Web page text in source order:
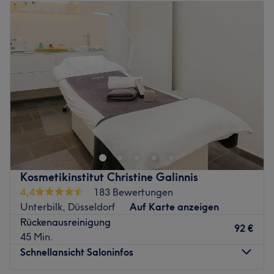
Extras: Zu deiner Behandlung erhältst du ein kostenloses
Zurück zur Salonansicht
Dienstag
Freitag
Samstag
Sonntag
Haut lieben, Haut beobachten, Haut pflegen und nur von
den besten Produkten und Zutaten küssen lassen! Dein
Haut-Coach in der Schloßstraße 6 in Düsseldorf-
Pempelfort macht genau das! Ob jung oder alt, deine
Haut hat auch mal eine Auszeit verdient! Finde deinen
Wunschtermin jetzt ganz einfach online oder per App
über Treatwell und zeig deiner Haut, wie sehr du sie
schätzt.
Zurück zur Salonansicht
Kosmetikinstitut Christine Galinnis
4,4
183 Bewertungen
Unterbilk, Düsseldorf
Auf Karte anzeigen
Rückenausreinigung
45 Min.
92 €
Schnellansicht Saloninfos